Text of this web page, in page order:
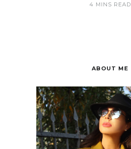
4 MINS READ
ABOUT ME